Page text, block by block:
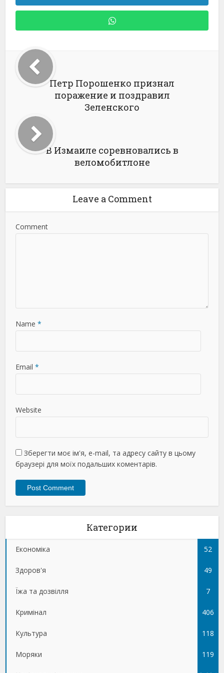
Петр Порошенко признал
поражение и поздравил
Зеленского
В Измаиле соревновались в
веломобитлоне
Leave a Comment
Comment
Name *
Email *
Website
Зберегти моє ім'я, e-mail, та адресу сайту в цьому
браузері для моїх подальших коментарів.
Категории
Економіка 52
Здоров'я 49
Їжа та дозвілля 7
Кримінал 406
Культура 118
Моряки 119